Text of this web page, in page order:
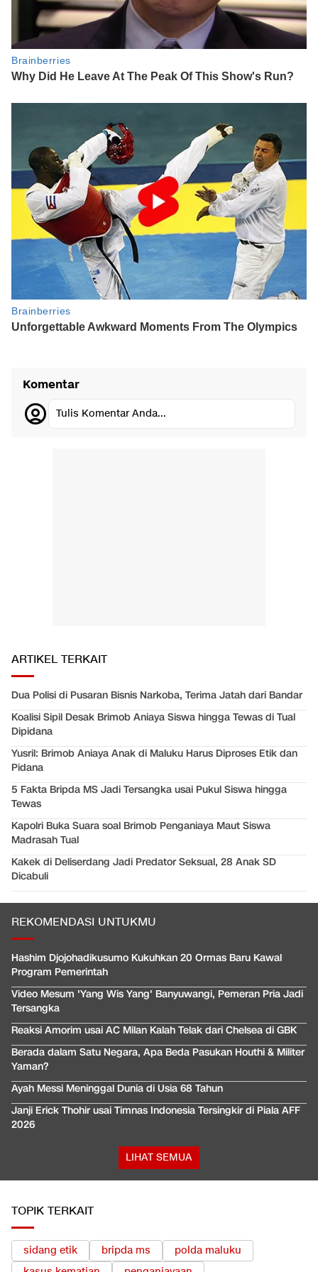
Komentar
Tulis Komentar Anda...
ARTIKEL TERKAIT
Dua Polisi di Pusaran Bisnis Narkoba, Terima Jatah dari Bandar
Koalisi Sipil Desak Brimob Aniaya Siswa hingga Tewas di Tual
Dipidana
Yusril: Brimob Aniaya Anak di Maluku Harus Diproses Etik dan
Pidana
5 Fakta Bripda MS Jadi Tersangka usai Pukul Siswa hingga
Tewas
Kapolri Buka Suara soal Brimob Penganiaya Maut Siswa
Madrasah Tual
Kakek di Deliserdang Jadi Predator Seksual, 28 Anak SD
Dicabuli
REKOMENDASI UNTUKMU
Hashim Djojohadikusumo Kukuhkan 20 Ormas Baru Kawal
Program Pemerintah
Video Mesum 'Yang Wis Yang' Banyuwangi, Pemeran Pria Jadi
Tersangka
Reaksi Amorim usai AC Milan Kalah Telak dari Chelsea di GBK
Berada dalam Satu Negara, Apa Beda Pasukan Houthi & Militer
Yaman?
Ayah Messi Meninggal Dunia di Usia 68 Tahun
Janji Erick Thohir usai Timnas Indonesia Tersingkir di Piala AFF
2026
LIHAT SEMUA
TOPIK TERKAIT
sidang etik bripda ms
polda maluku